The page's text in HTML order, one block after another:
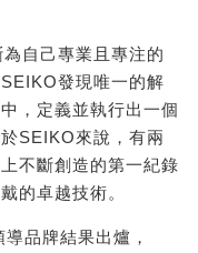
自己專業且專注的
發現唯一的解
，定義並執行出一個
SEIKO來說，有兩
不斷創造的第一紀錄
的卓越技術。
品牌結果出爐，